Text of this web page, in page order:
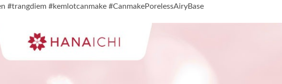
#trangdiem #kemlotcanmake #CanmakePorelessAiryBase